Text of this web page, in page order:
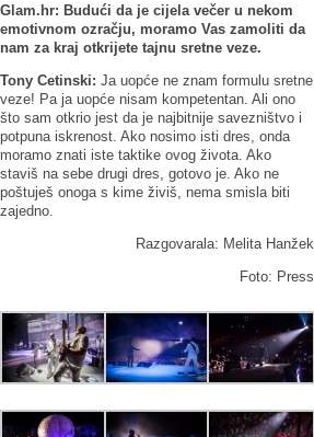
Glam.hr: Budući da je cijela večer u nekom
emotivnom ozračju, moramo Vas zamoliti da
nam za kraj otkrijete tajnu sretne veze.
Tony Cetinski: Ja uopće ne znam formulu sretne
veze! Pa ja uopće nisam kompetentan. Ali ono
što sam otkrio jest da je najbitnije savezništvo i
potpuna iskrenost. Ako nosimo isti dres, onda
moramo znati iste taktike ovog života. Ako
staviš na sebe drugi dres, gotovo je. Ako ne
poštuješ onoga s kime živiš, nema smisla biti
zajedno.
Razgovarala: Melita Hanžek
Foto: Press